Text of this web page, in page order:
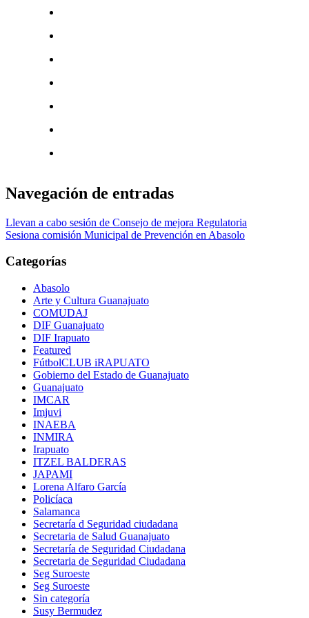
Navegación de entradas
Llevan a cabo sesión de Consejo de mejora Regulatoria
Sesiona comisión Municipal de Prevención en Abasolo
Categorías
Abasolo
Arte y Cultura Guanajuato
COMUDAJ
DIF Guanajuato
DIF Irapuato
Featured
FútbolCLUB iRAPUATO
Gobierno del Estado de Guanajuato
Guanajuato
IMCAR
Imjuvi
INAEBA
INMIRA
Irapuato
ITZEL BALDERAS
JAPAMI
Lorena Alfaro García
Policíaca
Salamanca
Secretaría d Seguridad ciudadana
Secretaria de Salud Guanajuato
Secretaría de Seguridad Ciudadana
Secretaria de Seguridad Ciudadana
Seg Suroeste
Seg Suroeste
Sin categoría
Susy Bermudez